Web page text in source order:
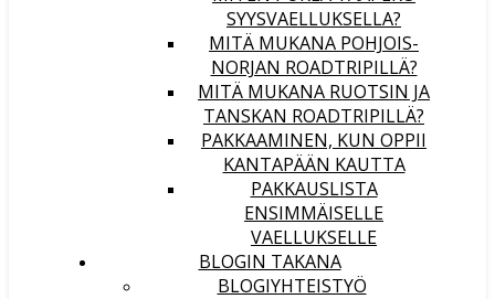
SYYSVAELLUKSELLA?
MITÄ MUKANA POHJOIS-
NORJAN ROADTRIPILLÄ?
MITÄ MUKANA RUOTSIN JA
TANSKAN ROADTRIPILLÄ?
PAKKAAMINEN, KUN OPPII
KANTAPÄÄN KAUTTA
PAKKAUSLISTA
ENSIMMÄISELLE
VAELLUKSELLE
BLOGIN TAKANA
BLOGIYHTEISTYÖ